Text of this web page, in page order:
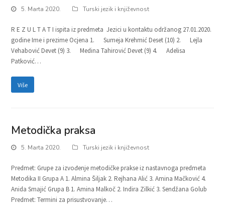
5. Marta 2020. Turski jezik i književnost
R E Z U L T A T I ispita iz predmeta Jezici u kontaktu održanog 27.01.2020.
godine Ime i prezime Ocjena 1. Sumeja Krehmić Deset (10) 2. Lejla
Vehabović Devet (9) 3. Medina Tahirović Devet (9) 4. Adelisa
Patković…
Više
Metodička praksa
5. Marta 2020. Turski jezik i književnost
Predmet: Grupe za izvođenje metodičke prakse iz nastavnoga predmeta
Metodika II Grupa A 1. Almina Šiljak 2. Rejhana Alić 3. Amina Mačković 4.
Anida Smajić Grupa B 1. Amina Malkoč 2. Indira Zilkić 3. Sendžana Golub
Predmet: Termini za prisustvovanje…